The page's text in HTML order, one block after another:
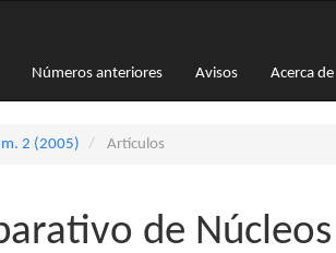
Números anteriores Avisos Acerca de
2 (2005) Artículos
de